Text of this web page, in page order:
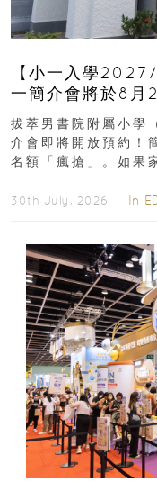
【小一入學
一簡介會將於8月
｜更設有網上重溫
拔萃男書院附屬小學
介會即將開放預約！
名額「瘋搶」。如果
30th July, 2026 ｜ In